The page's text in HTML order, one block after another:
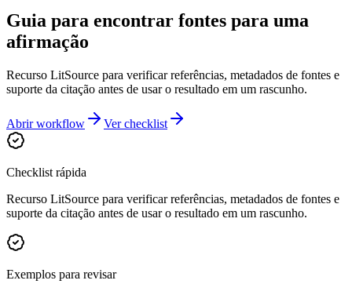
Guia para encontrar fontes para uma
afirmação
Recurso LitSource para verificar referências, metadados de fontes e
suporte da citação antes de usar o resultado em um rascunho.
Abrir workflow Ver checklist
Checklist rápida
Recurso LitSource para verificar referências, metadados de fontes e
suporte da citação antes de usar o resultado em um rascunho.
Exemplos para revisar